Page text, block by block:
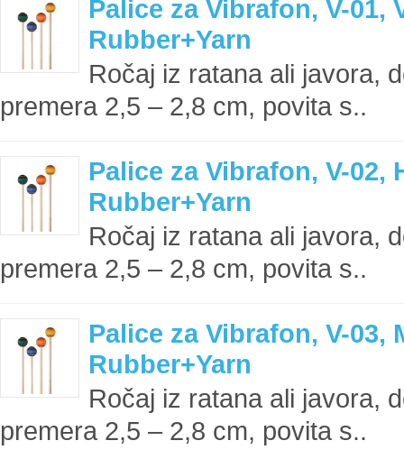
Palice za Vibrafon, V-01,
Rubber+Yarn
Ročaj iz ratana ali javora,
premera 2,5 – 2,8 cm, povita s..
Palice za Vibrafon, V-02,
Rubber+Yarn
Ročaj iz ratana ali javora,
premera 2,5 – 2,8 cm, povita s..
Palice za Vibrafon, V-03,
Rubber+Yarn
Ročaj iz ratana ali javora,
premera 2,5 – 2,8 cm, povita s..